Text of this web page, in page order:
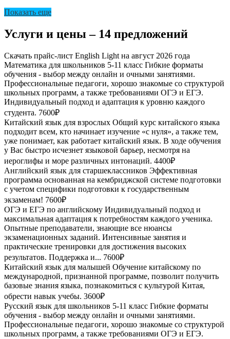
Показать еще
Услуги и цены – 14 предложений
Скачать прайс-лист English Light на август 2026 года
Математика для школьников 5-11 класс Гибкие форматы
обучения - выбор между онлайн и очными занятиями.
Профессиональные педагоги, хорошо знакомые со структурой
школьных программ, а также требованиями ОГЭ и ЕГЭ.
Индивидуальный подход и адаптация к уровню каждого
студента. 7600₽
Китайский язык для взрослых Общий курс китайского языка
подходит всем, кто начинает изучение «с нуля», а также тем,
уже понимает, как работает китайский язык. В ходе обучения
у Вас быстро исчезнет языковой барьер, несмотря на
иероглифы и море различных интонаций. 4400₽
Английский язык для старшеклассников Эффективная
программа основанная на кембриджской системе подготовки
с учетом специфики подготовки к государственным
экзаменам! 7600₽
ОГЭ и ЕГЭ по английскому Индивидуальный подход и
максимальная адаптация к потребностям каждого ученика.
Опытные преподаватели, знающие все нюансы
экзаменационных заданий. Интенсивные занятия и
практические тренировки для достижения высоких
результатов. Поддержка и... 7600₽
Китайский язык для малышей Обучение китайскому по
международной, признанной программе, позволит получить
базовые знания языка, познакомиться с культурой Китая,
обрести навык учебы. 3600₽
Русский язык для школьников 5-11 класс Гибкие форматы
обучения - выбор между онлайн и очными занятиями.
Профессиональные педагоги, хорошо знакомые со структурой
школьных программ, а также требованиями ОГЭ и ЕГЭ.